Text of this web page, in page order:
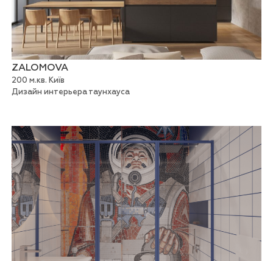
ZALOMOVA
200 м.кв. Київ
Дизайн интерьера таунхауса